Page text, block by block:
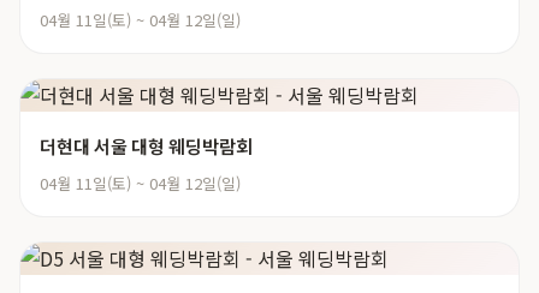
04월 11일(토) ~ 04월 12일(일)
더현대 서울 대형 웨딩박람회
04월 11일(토) ~ 04월 12일(일)